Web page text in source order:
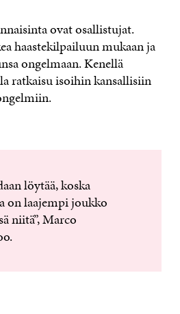
ovat osallistujat.
haastekilpailuun mukaan ja
ongelmaan. Kenellä
ratkaisu isoihin kansallisiin
löytää, koska
on laajempi joukko
niitä”, Marco